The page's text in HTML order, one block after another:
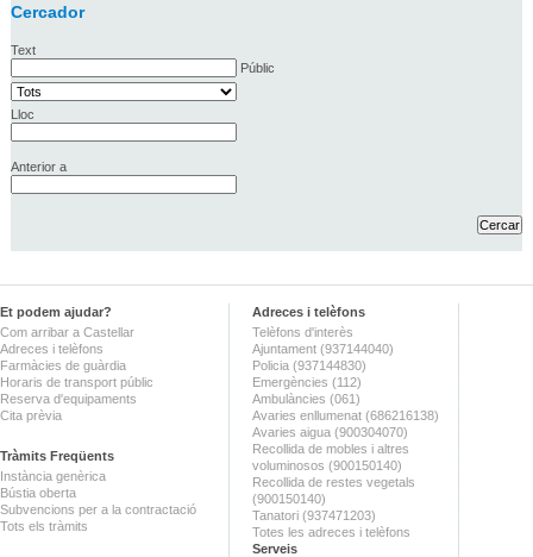
Cercador
Text
Públic
Lloc
Anterior a
Et podem ajudar?
Com arribar a Castellar
Adreces i telèfons
Farmàcies de guàrdia
Horaris de transport públic
Reserva d'equipaments
Cita prèvia
Tràmits Freqüents
Instància genèrica
Bústia oberta
Subvencions per a la contractació
Tots els tràmits
Adreces i telèfons
Telèfons d'interès
Ajuntament (937144040)
Policia (937144830)
Emergències (112)
Ambulàncies (061)
Avaries enllumenat (686216138)
Avaries aigua (900304070)
Recollida de mobles i altres
voluminosos (900150140)
Recollida de restes vegetals
(900150140)
Tanatori (937471203)
Totes les adreces i telèfons
Serveis